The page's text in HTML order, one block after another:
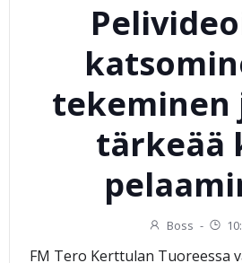
tekeminen
tärkeää
Boss -
FM Tero Kerttulan Tuoreessa